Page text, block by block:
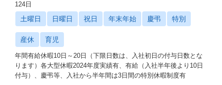
124日
土曜日 日曜日 祝日 年末年始 慶弔 特別
産休 育児
年間有給休暇10日～20日（下限日数は、入社初日の付与日数とな
ります）各大型休暇2024年度実績有、有給（入社半年後より10日
付与）、慶弔等、入社から半年間は3日間の特別休暇制度有